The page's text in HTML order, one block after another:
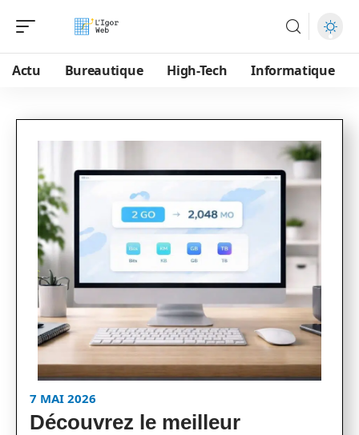
Actu Bureautique High-Tech Informatique
7 MAI 2026
Découvrez le meilleur